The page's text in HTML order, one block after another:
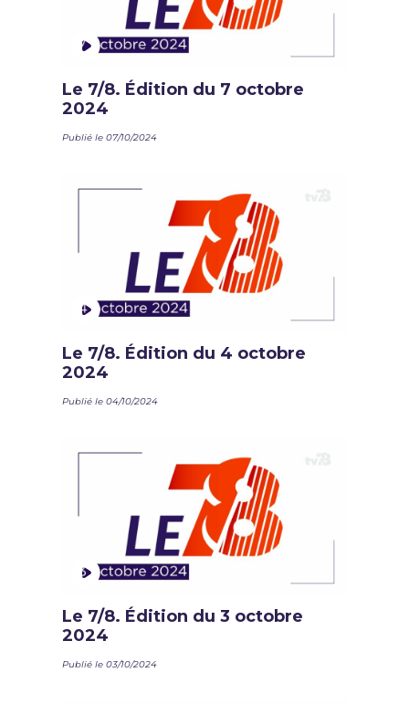
Le 7/8. Édition du 7 octobre
2024
Publié le 07/10/2024
Le 7/8. Édition du 4 octobre
2024
Publié le 04/10/2024
Le 7/8. Édition du 3 octobre
2024
Publié le 03/10/2024